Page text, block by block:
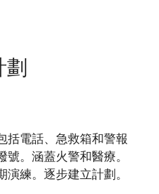
括電話、急救箱和警報
。涵蓋火警和醫療。
練。逐步建立計劃。